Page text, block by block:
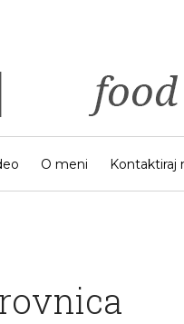
O meni Kontaktiraj
of